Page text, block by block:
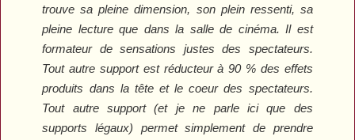
trouve sa pleine dimension, son plein ressenti, sa
pleine lecture que dans la salle de cinéma. Il est
formateur de sensations justes des spectateurs.
Tout autre support est réducteur à 90 % des effets
produits dans la tête et le coeur des spectateurs.
Tout autre support (et je ne parle ici que des
supports légaux) permet simplement de prendre